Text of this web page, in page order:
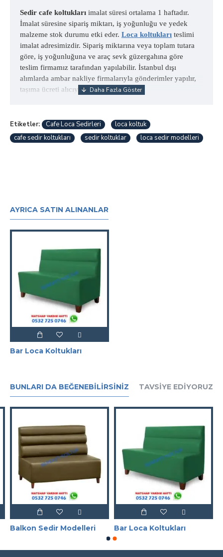
Sedir cafe koltukları imalat süresi ortalama 1 haftadır.
İmalat süresine sipariş miktarı, iş yoğunluğu ve yedek
malzeme stok durumu etki eder. Loca koltukları teslimi
imalat adresimizdir. Sipariş miktarına veya toplam tutara
göre, iş yoğunluğuna ve araç sevk güzergahına göre
teslim firmamız tarafından yapılabilir. İstanbul dışı
alımlarda ambar nakliye firmalarıyla gönderimler yapılır,
taşıma ücreti alıcıya aittir.
Etiketler: Cafe Loca Sedirleri
loca koltuk
cafe sedir koltukları
sedir koltuklar loca sedir modelleri
AYRICA SATIN ALINANLAR
Bar Loca Koltukları
BUNLARI DA BEĞENEBILIRSINIZ TAVSIYE EDIYORUZ
Balkon Sedir Modelleri Bar Loca Koltukları